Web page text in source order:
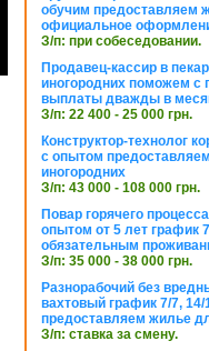
обучим предоставляем
официальное
З/п: при собеседовании.
Продавец-кассир в
иногородних поможем с
выплаты дважды в
З/п: 22 400 - 25 000 грн.
Конструктор-технолог
с опытом
иногородних
З/п: 43 000 - 108 000 грн.
Повар горячего
опытом от 5 лет график
обязательным
З/п: 35 000 - 38 000 грн.
Разнорабочий без
вахтовый график 7/7, 14/
предоставляем жилье
З/п: ставка за смену.